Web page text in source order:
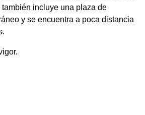
incluye una plaza de
y se encuentra a poca distancia